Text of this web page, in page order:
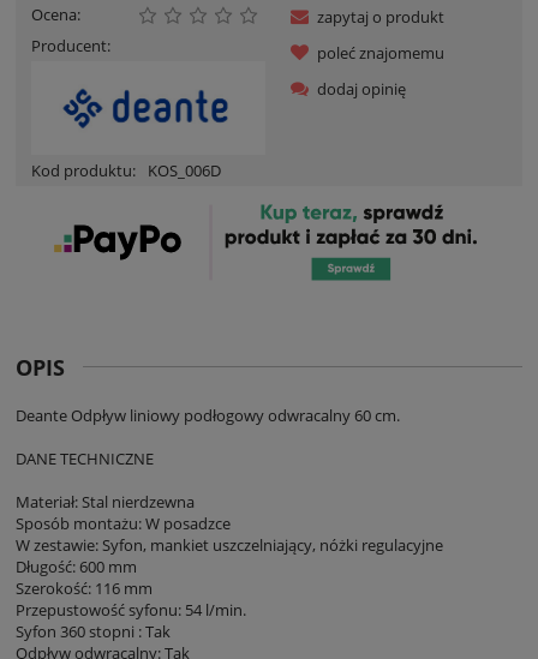
Ocena:
Producent:
Kod produktu: KOS_006D
zapytaj o produkt
poleć znajomemu
dodaj opinię
OPIS
Deante Odpływ liniowy podłogowy odwracalny 60 cm.
DANE TECHNICZNE
Materiał: Stal nierdzewna
Sposób montażu: W posadzce
W zestawie: Syfon, mankiet uszczelniający, nóżki regulacyjne
Długość: 600 mm
Szerokość: 116 mm
Przepustowość syfonu: 54 l/min.
Syfon 360 stopni : Tak
Odpływ odwracalny: Tak